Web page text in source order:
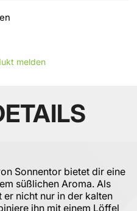
melden
Sonnentor bietet dir eine
süßlichen Aroma. Als
er nicht nur in der kalten
ihn mit einem Löffel